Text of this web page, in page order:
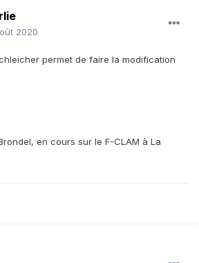
2020
permet de faire la modification
en cours sur le F-CLAM à La